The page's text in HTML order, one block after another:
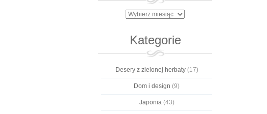
Archiwa
Kategorie
Desery z zielonej herbaty(17)
Dom i design (9)
Japonia(43)